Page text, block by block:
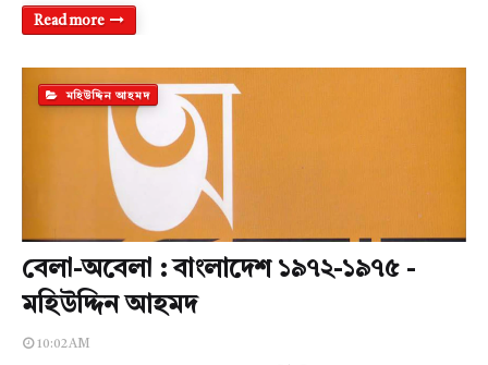
Read more
মহিউদ্দিন আহমদ
বেলা-অবেলা : বাংলাদেশ ১৯৭২-১৯৭৫ -
মহিউদ্দিন আহমদ
10:02 AM